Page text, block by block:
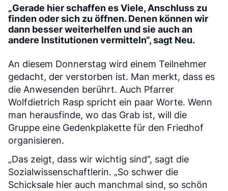
„Gerade hier schaffen es Viele, Anschluss zu
finden oder sich zu öffnen. Denen können wir
dann besser weiterhelfen und sie auch an
andere Institutionen vermitteln“, sagt Neu.
An diesem Donnerstag wird einem Teilnehmer
gedacht, der verstorben ist. Man merkt, dass es
die Anwesenden berührt. Auch Pfarrer
Wolfdietrich Rasp spricht ein paar Worte. Wenn
man herausfinde, wo das Grab ist, will die
Gruppe eine Gedenkplakette für den Friedhof
organisieren.
„Das zeigt, dass wir wichtig sind“, sagt die
Sozialwissenschaftlerin. „So schwer die
Schicksale hier auch manchmal sind, so schön